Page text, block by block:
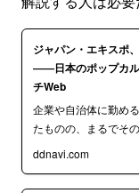
ジャパン・エキスポ
――日本のポップカル
チWeb
企業や自治体に勤め
たものの、まるでそ
ddnavi.com